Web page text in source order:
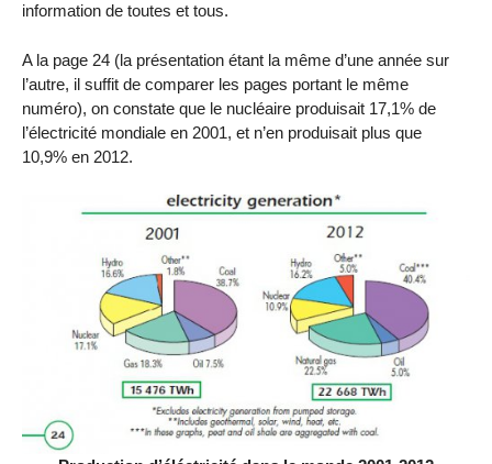
information de toutes et tous.
A la page 24 (la présentation étant la même d’une année sur
l’autre, il suffit de comparer les pages portant le même
numéro), on constate que le nucléaire produisait 17,1% de
l’électricité mondiale en 2001, et n’en produisait plus que
10,9% en 2012.